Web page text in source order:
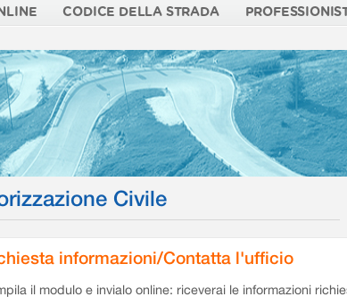
CODICE DELLA STRADA
Civile
informazioni/Contatta l'ufficio
il modulo e invialo online: riceverai le informazioni